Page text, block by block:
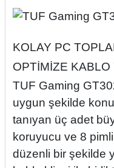
KOLAY PC
OPTİMİZE KABLO
TUF Gaming
uygun şekilde
tanıyan üç adet
koruyucu ve 8
düzenli bir şekilde